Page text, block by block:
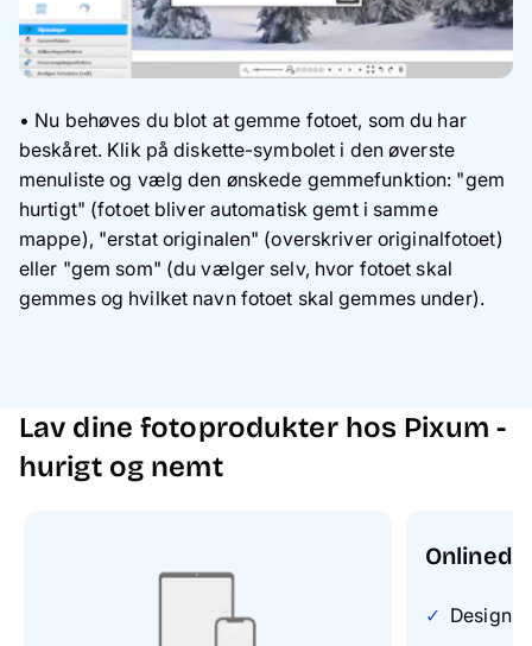
• Nu behøves du blot at gemme fotoet, som du har
beskåret. Klik på diskette-symbolet i den øverste
menuliste og vælg den ønskede gemmefunktion: "gem
hurtigt" (fotoet bliver automatisk gemt i samme
mappe), "erstat originalen" (overskriver originalfotoet)
eller "gem som" (du vælger selv, hvor fotoet skal
gemmes og hvilket navn fotoet skal gemmes under).
Lav dine fotoprodukter hos Pixum -
hurigt og nemt
Design